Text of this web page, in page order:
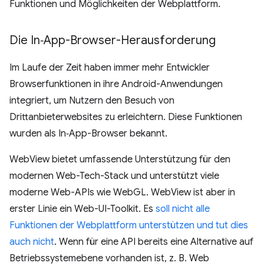
Funktionen und Möglichkeiten der Webplattform.
Die In‑App-Browser-Herausforderung
Im Laufe der Zeit haben immer mehr Entwickler
Browserfunktionen in ihre Android-Anwendungen
integriert, um Nutzern den Besuch von
Drittanbieterwebsites zu erleichtern. Diese Funktionen
wurden als In‑App-Browser bekannt.
WebView bietet umfassende Unterstützung für den
modernen Web-Tech-Stack und unterstützt viele
moderne Web-APIs wie WebGL. WebView ist aber in
erster Linie ein Web-UI-Toolkit. Es soll nicht alle
Funktionen der Webplattform unterstützen und tut dies
auch nicht. Wenn für eine API bereits eine Alternative auf
Betriebssystemebene vorhanden ist, z. B. Web